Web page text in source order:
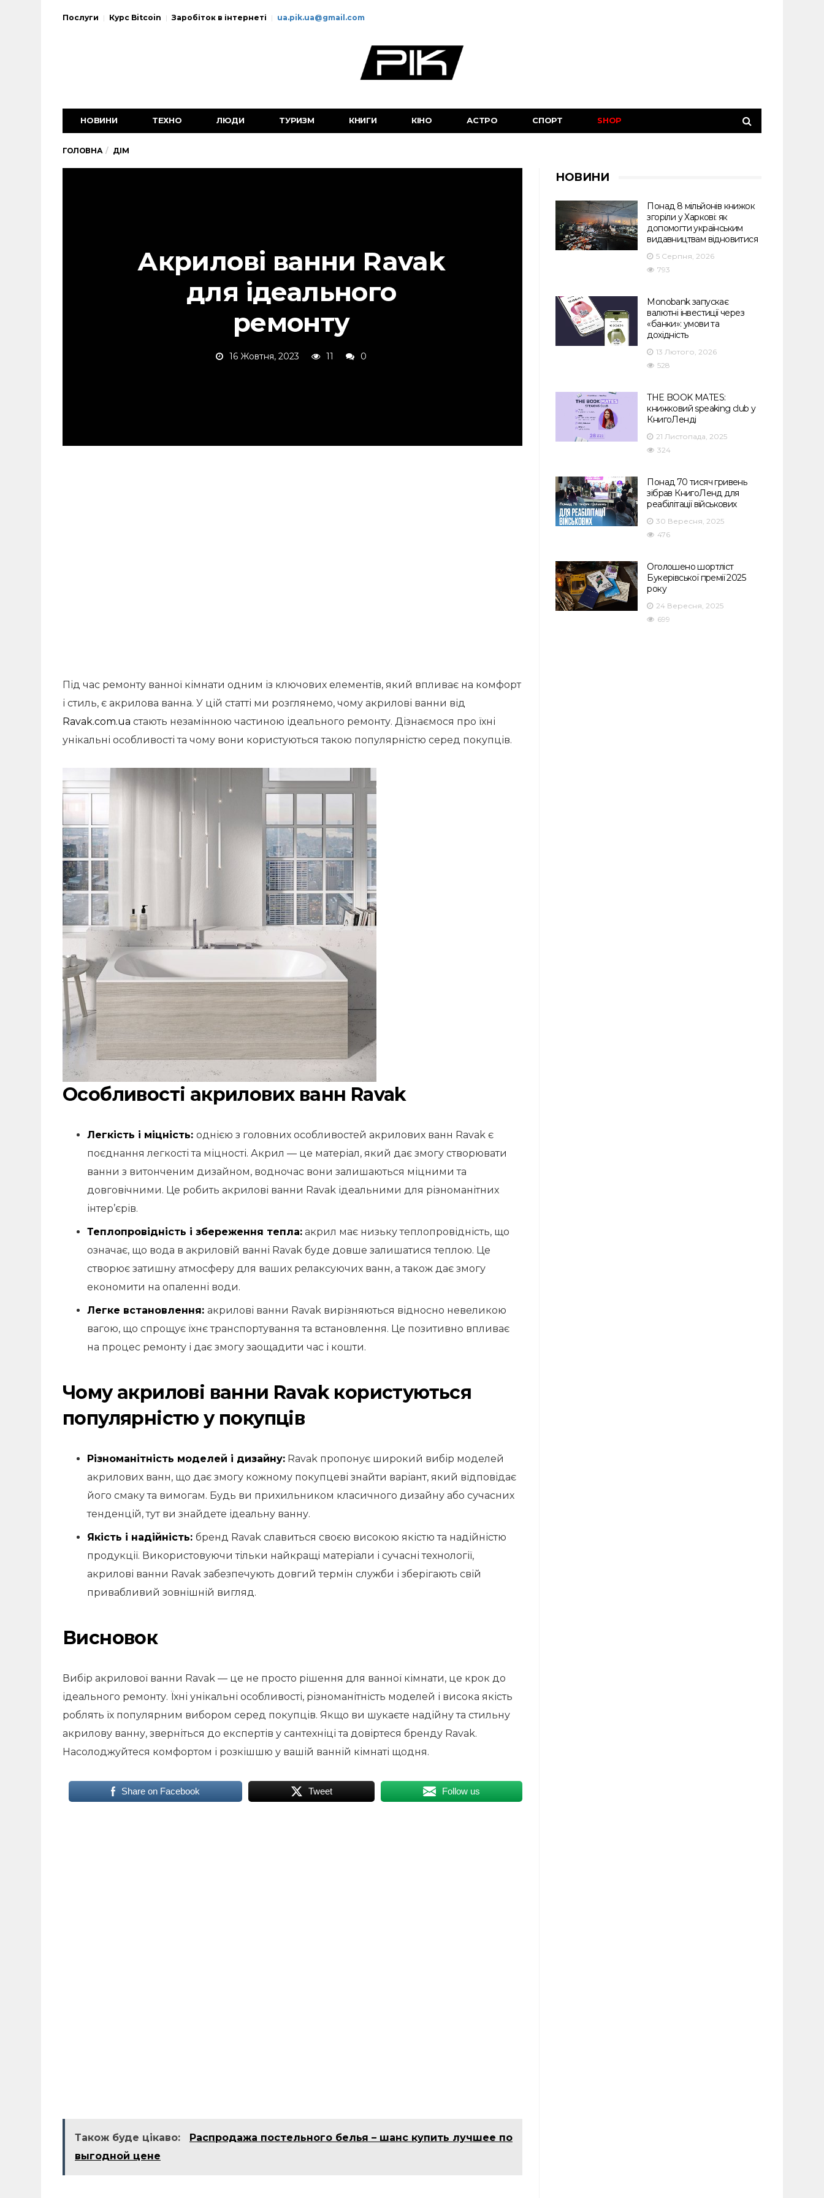
Послуги Курс Bitcoin Заробіток в інтернеті ua.pik.ua@gmail.com
НОВИНИ ТЕХНО ЛЮДИ ТУРИЗМ КНИГИ КІНО АСТРО СПОРТ SHOP
ГОЛОВНА ДІМ
Акрилові ванни Ravak
для ідеального
ремонту
16 Жовтня, 2023 11 0
Під час ремонту ванної кімнати одним із ключових елементів, який впливає на комфорт
і стиль, є акрилова ванна. У цій статті ми розглянемо, чому акрилові ванни від
Ravak.com.ua стають незамінною частиною ідеального ремонту. Дізнаємося про їхні
унікальні особливості та чому вони користуються такою популярністю серед покупців.
Особливості акрилових ванн Ravak
Легкість і міцність: однією з головних особливостей акрилових ванн Ravak є
поєднання легкості та міцності. Акрил — це матеріал, який дає змогу створювати
ванни з витонченим дизайном, водночас вони залишаються міцними та
довговічними. Це робить акрилові ванни Ravak ідеальними для різноманітних
інтер’єрів.
Теплопровідність і збереження тепла: акрил має низьку теплопровідність, що
означає, що вода в акриловій ванні Ravak буде довше залишатися теплою. Це
створює затишну атмосферу для ваших релаксуючих ванн, а також дає змогу
економити на опаленні води.
Легке встановлення: акрилові ванни Ravak вирізняються відносно невеликою
вагою, що спрощує їхнє транспортування та встановлення. Це позитивно впливає
на процес ремонту і дає змогу заощадити час і кошти.
Чому акрилові ванни Ravak користуються
популярністю у покупців
Різноманітність моделей і дизайну: Ravak пропонує широкий вибір моделей
акрилових ванн, що дає змогу кожному покупцеві знайти варіант, який відповідає
його смаку та вимогам. Будь ви прихильником класичного дизайну або сучасних
тенденцій, тут ви знайдете ідеальну ванну.
Якість і надійність: бренд Ravak славиться своєю високою якістю та надійністю
продукції. Використовуючи тільки найкращі матеріали і сучасні технології,
акрилові ванни Ravak забезпечують довгий термін служби і зберігають свій
привабливий зовнішній вигляд.
Висновок
Вибір акрилової ванни Ravak — це не просто рішення для ванної кімнати, це крок до
ідеального ремонту. Їхні унікальні особливості, різноманітність моделей і висока якість
роблять їх популярним вибором серед покупців. Якщо ви шукаєте надійну та стильну
акрилову ванну, зверніться до експертів у сантехніці та довіртеся бренду Ravak.
Насолоджуйтеся комфортом і розкішшю у вашій ванній кімнаті щодня.
Share on Facebook Tweet Follow us
Також буде цікаво:
Распродажа постельного белья – шанс купить лучшее по
выгодной цене
НОВИНИ
Понад 8 мільйонів книжок
згоріли у Харкові: як
допомогти українським
видавництвам відновитися
5 Серпня, 2026
793
Monobank запускає
валютні інвестиції через
«банки»: умови та
дохідність
13 Лютого, 2026
528
THE BOOK MATES:
книжковий speaking club у
КнигоЛенді
21 Листопада, 2025
324
Понад 70 тисяч гривень
зібрав КнигоЛенд для
реабілітації військових
30 Вересня, 2025
476
Оголошено шортліст
Букерівської премії 2025
року
24 Вересня, 2025
699